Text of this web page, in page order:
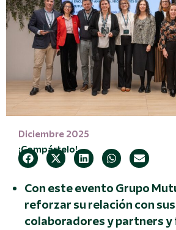
Diciembre 2025
¡Compártelo!
Con este evento Grupo
reforzar su relación con sus
colaboradores y partners